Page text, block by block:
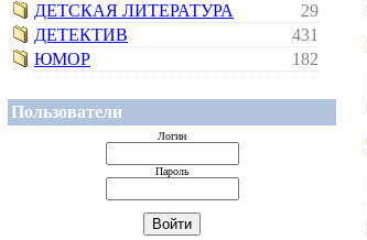
ДЕТСКАЯ ЛИТЕРАТУРА
29
ДЕТЕКТИВ
431
ЮМОР
182
Пользователи
Логин
Пароль